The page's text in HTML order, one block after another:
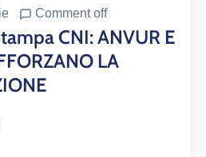
Comment off
CNI: ANVUR E
LA